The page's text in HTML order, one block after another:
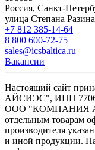
Россия, Санкт-
улица Степана
+7 812 385-14-64
8 800 600-72-75
sales@icsbaltica.ru
Вакансии
Настоящий сайт
АЙСИЭС", ИНН
ООО "КОМПАНИЯ
отдельным товарам
производителя
и иной продукции.